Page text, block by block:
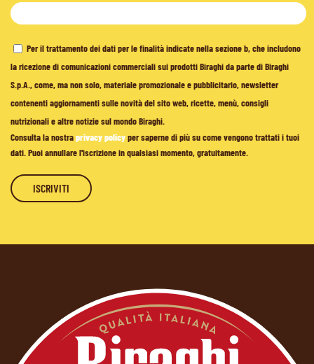
Per il trattamento dei dati per le finalità indicate nella sezione b, che includono
la ricezione di comunicazioni commerciali sui prodotti Biraghi da parte di Biraghi
S.p.A., come, ma non solo, materiale promozionale e pubblicitario, newsletter
contenenti aggiornamenti sulle novità del sito web, ricette, menù, consigli
nutrizionali e altre notizie sul mondo Biraghi.
Consulta la nostraprivacy policyper saperne di più su come vengono trattati i tuoi
dati. Puoi annullare l'iscrizione in qualsiasi momento, gratuitamente.